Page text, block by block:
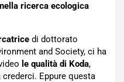
ricerca ecologica
di dottorato
and Society, ci ha
le qualità di Koda,
Eppure questa